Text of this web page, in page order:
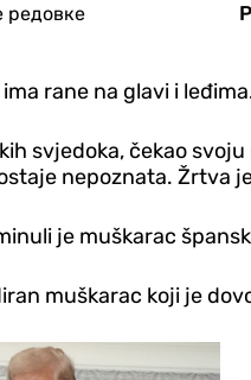
rane na glavi i
svjedoka, čekao
nepoznata. Žrtva
je muškarac
muškarac koji je